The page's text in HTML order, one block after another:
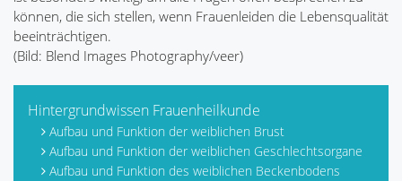
können, die sich stellen, wenn Frauenleiden die Lebensqualität
beeinträchtigen.
(Bild: Blend Images Photography/veer)
Hintergrundwissen Frauenheilkunde
Aufbau und Funktion der weiblichen Brust
Aufbau und Funktion der weiblichen Geschlechtsorgane
Aufbau und Funktion des weiblichen Beckenbodens